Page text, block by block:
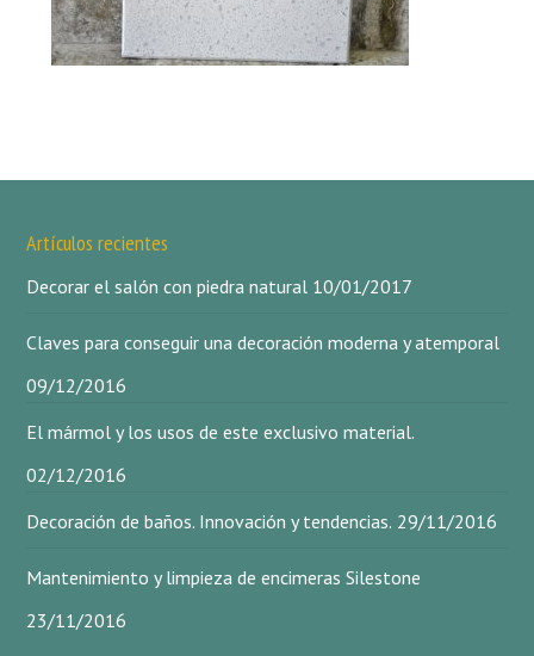
Artículos recientes
Decorar el salón con piedra natural 10/01/2017
Claves para conseguir una decoración moderna y atemporal
09/12/2016
El mármol y los usos de este exclusivo material.
02/12/2016
Decoración de baños. Innovación y tendencias. 29/11/2016
Mantenimiento y limpieza de encimeras Silestone
23/11/2016